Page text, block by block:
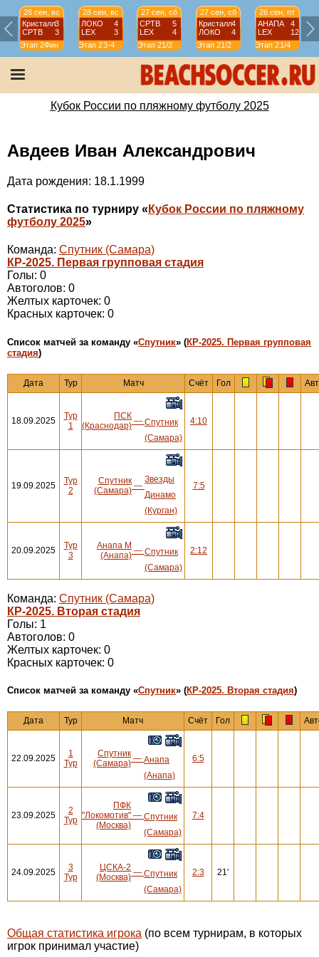
28 сен, вс
Кристалл3
СРТВ
3
Этап 2Фин
28 сен, вс
ЛОКО
4
LEX
3
Этап 23-4
27 сен, сб
СРТВ
5
LEX
4
Этап 21/2
27 сен, сб
Кристалл4
ЛОКО
4
Этап 21/2
26 сен, пт
АНАПА
4
LEX
12
Этап 21/4
Кубок России по пляжному футболу 2025
Авдеев Иван Александрович
Дата рождения: 18.1.1999
Статистика по турниру « Кубок России по пляжному
футболу 2025»
Команда: Спутник (Самара)
КР-2025. Первая групповая стадия
Голы: 0
Автоголов: 0
Желтых карточек: 0
Красных карточек: 0
Cписок матчей за команду «Спутник» (КР-2025. Первая групповая
стадия)
Дата Тур Матч Счёт Гол
18.09.2025
Тур
1
ПСК
(Краснодар) — Спутник
(Самара)
4:10
19.09.2025
Тур
2
Спутник
(Самара) —
Звезды
Динамо
(Курган)
7:5
20.09.2025
Тур
3
Анапа М
(Анапа) — Спутник
(Самара)
2:12
Команда: Спутник (Самара)
КР-2025. Вторая стадия
Голы: 1
Автоголов: 0
Желтых карточек: 0
Красных карточек: 0
Cписок матчей за команду «Спутник» (КР-2025. Вторая стадия)
Дата Тур Матч Счёт Гол
22.09.2025
1
Тур
Спутник
(Самара) — Анапа
(Анапа)
6:5
23.09.2025
2
Тур
ПФК
"Локомотив"
(Москва)
— Спутник
(Самара)
7:4
24.09.2025
3
Тур
ЦСКА-2
(Москва) — Спутник
(Самара)
2:3 21'
Общая статистика игрока (по всем турнирам, в которых
игрок принимал участие)